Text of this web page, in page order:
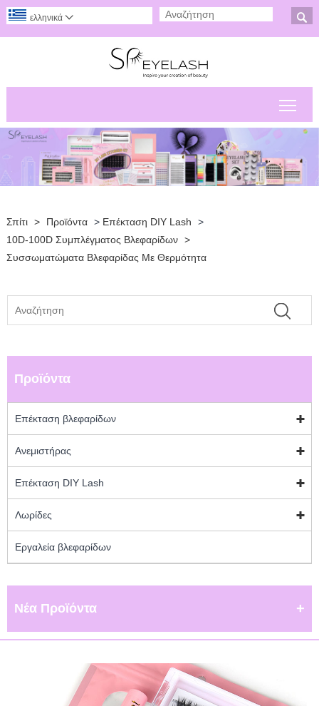

ελληνικά 
Σπίτι > Προϊόντα > Επέκταση DIY Lash
>
10D-100D Συμπλέγματος Βλεφαρίδων >
Συσσωματώματα Βλεφαρίδας Με Θερμότητα
Προϊόντα
Επέκταση βλεφαρίδων
Ανεμιστήρας
Επέκταση DIY Lash
Λωρίδες
Εργαλεία βλεφαρίδων
Νέα Προϊόντα